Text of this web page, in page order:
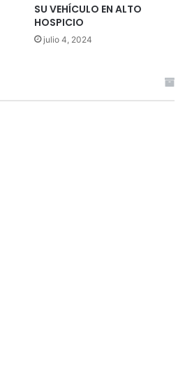
SU VEHÍCULO EN ALTO
HOSPICIO
julio 4, 2024